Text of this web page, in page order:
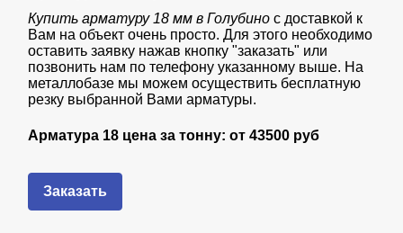
Купить арматуру 18 мм в Голубинос доставкой к
Вам на объект очень просто. Для этого необходимо
оставить заявку нажав кнопку "заказать" или
позвонить нам по телефону указанному выше. На
металлобазе мы можем осуществить бесплатную
резку выбранной Вами арматуры.
Арматура 18 цена за тонну: от43500 руб
Заказать